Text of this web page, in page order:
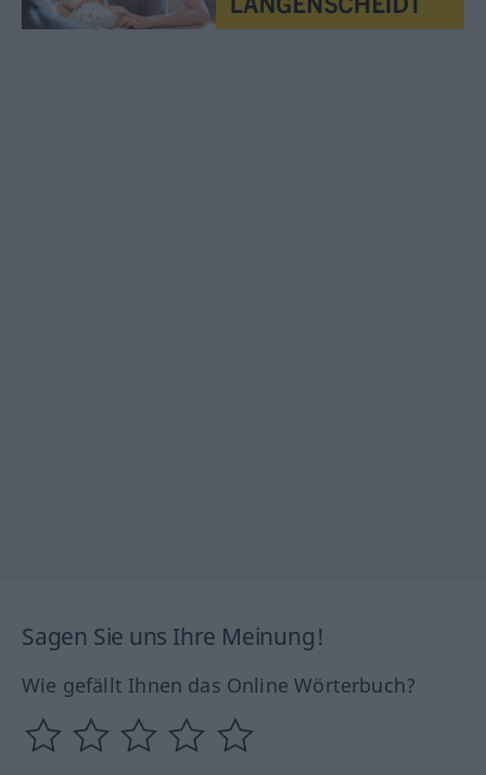
Sagen Sie uns Ihre Meinung!
Wie gefällt Ihnen das Online Wörterbuch?